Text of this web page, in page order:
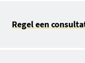
Regel een